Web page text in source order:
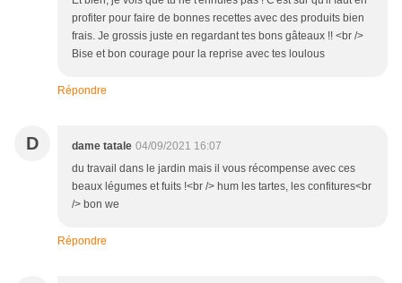
profiter pour faire de bonnes recettes avec des produits bien
frais. Je grossis juste en regardant tes bons gâteaux !! <br />
Bise et bon courage pour la reprise avec tes loulous
Répondre
D dame tatale 04/09/2021 16:07
du travail dans le jardin mais il vous récompense avec ces
beaux légumes et fuits !<br /> hum les tartes, les confitures<br
/> bon we
Répondre